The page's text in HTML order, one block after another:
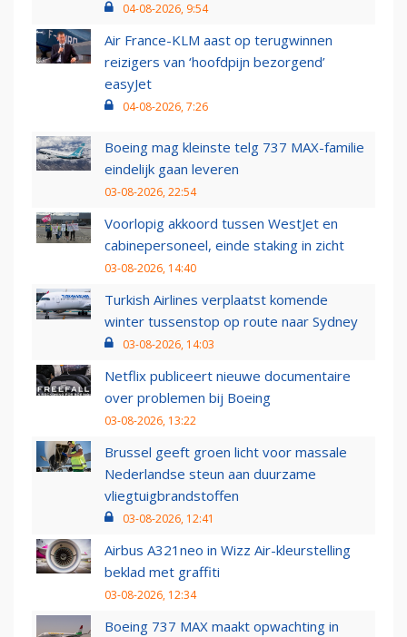
04-08-2026, 9:54
Air France-KLM aast op terugwinnen
reizigers van ‘hoofdpijn bezorgend’
easyJet
04-08-2026, 7:26
Boeing mag kleinste telg 737 MAX-familie
eindelijk gaan leveren
03-08-2026, 22:54
Voorlopig akkoord tussen WestJet en
cabinepersoneel, einde staking in zicht
03-08-2026, 14:40
Turkish Airlines verplaatst komende
winter tussenstop op route naar Sydney
03-08-2026, 14:03
Netflix publiceert nieuwe documentaire
over problemen bij Boeing
03-08-2026, 13:22
Brussel geeft groen licht voor massale
Nederlandse steun aan duurzame
vliegtuigbrandstoffen
03-08-2026, 12:41
Airbus A321neo in Wizz Air-kleurstelling
beklad met graffiti
03-08-2026, 12:34
Boeing 737 MAX maakt opwachting in